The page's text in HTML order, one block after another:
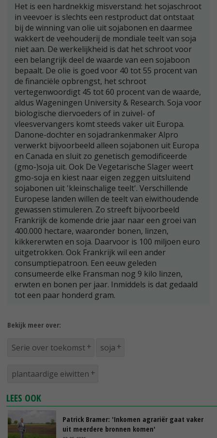
Het is een hardnekkig misverstand: het sojaschroot
in veevoer is slechts een restproduct dat ontstaat
bij de winning van olie uit sojabonen en daarmee
wakkert de veehouderij de mondiale teelt van soja
niet aan. De werkelijkheid is dat het schroot voor
een belangrijk deel de waarde van een sojaboon
bepaalt. De olie is goed voor 40 tot 55 procent van
de financiële opbrengst, het schroot
vertegenwoordigt 45 tot 60 procent van de waarde,
aldus Wageningen University & Research. Soja voor
biologische diervoeders of in zuivel- of
vleesvervangers komt steeds vaker uit Europa.
Danone-dochter en sojadrankenmaker Alpro
verwerkt bijvoorbeeld alleen sojabonen uit Europa
en Canada en sluit zo genetisch gemodificeerde
(gmo-)soja uit. Ook De Vegetarische Slager weert
gmo-soja en kiest naar eigen zeggen uitsluitend
sojabonen uit 'kleinschalige teelt'. Verschillende
Europese landen willen de teelt van eiwithoudende
gewassen stimuleren. Zo streeft bijvoorbeeld
Frankrijk de komende drie jaar naar een groei van
400.000 hectare, waaronder bonen, linzen,
kikkererwten en soja. Daarvoor is 100 miljoen euro
uitgetrokken. Ook Frankrijk wil een ander
consumptiepatroon. Een eeuw geleden
consumeerde elke Fransman nog 9 kilo linzen,
erwten en bonen per jaar. Inmiddels is dat gedaald
tot een paar honderd gram.
Bekijk meer over:
Serie over toekomst soja
plantaardige eiwitten
LEES OOK
Patrick Bramer: 'Inkomen agrariër gaat vaker
uit meerdere bronnen komen'